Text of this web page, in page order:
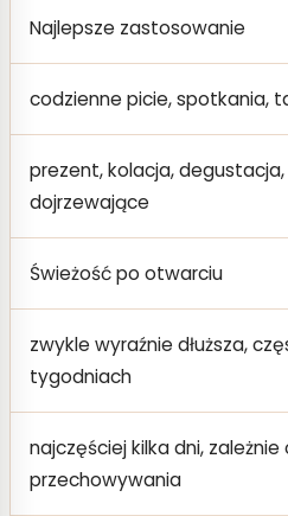
Najlepsze zastosowanie
codzienne picie, spotkania,
prezent, kolacja,
dojrzewające
Świeżość po otwarciu
zwykle wyraźnie dłuższa,
tygodniach
najczęściej kilka dni, zależnie
przechowywania